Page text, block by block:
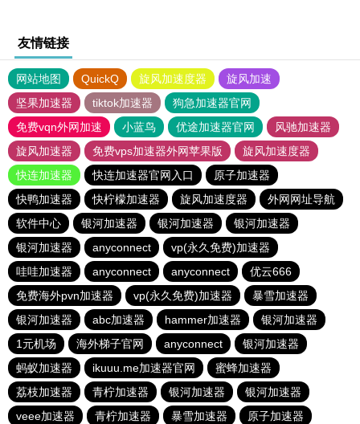
友情链接
网站地图 QuickQ 旋风加速度器
旋风加速
坚果加速器
tiktok加速器
狗急加速器官网
免费vqn外网加速
小蓝鸟 优途加速器官网
风驰加速器
旋风加速器
免费vps加速器外网苹果版
旋风加速度器
快连加速器
快连加速器官网入口
原子加速器
快鸭加速器
快柠檬加速器 旋风加速度器
外网网址导航
软件中心
银河加速器 银河加速器
银河加速器
银河加速器
anyconnect
vp(永久免费)加速器
哇哇加速器
anyconnect anyconnect
优云666
免费海外pvn加速器
vp(永久免费)加速器
暴雪加速器
银河加速器
abc加速器 hammer加速器
银河加速器
1元机场
海外梯子官网 anyconnect
银河加速器
蚂蚁加速器
ikuuu.me加速器官网
蜜蜂加速器
荔枝加速器
青柠加速器 银河加速器
银河加速器
veee加速器
青柠加速器 暴雪加速器 原子加速器